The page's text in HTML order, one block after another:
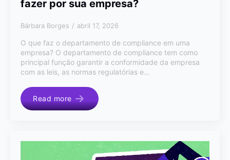
fazer por sua empresa?
Bárbara Borges abril 17, 2026
O que faz o departamento de compliance em uma
empresa? O departamento de compliance tem como
principal função garantir a conformidade da empresa
com as leis, as normas regulatórias e…
Read more